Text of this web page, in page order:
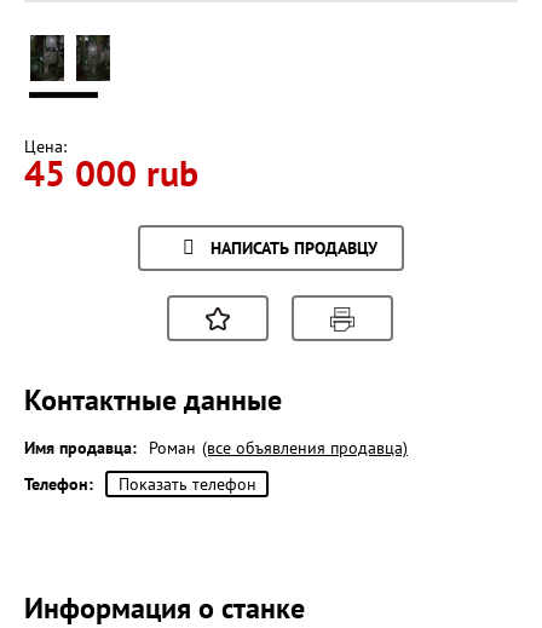
Цена:
45 000 rub
НАПИСАТЬ ПРОДАВЦУ
Контактные данные
Имя продавца: Роман (все объявления продавца)
Телефон:
Показать телефон
Информация о станке